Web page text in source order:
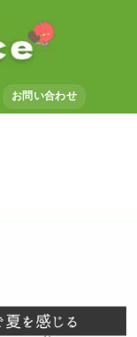
お問い合わせ